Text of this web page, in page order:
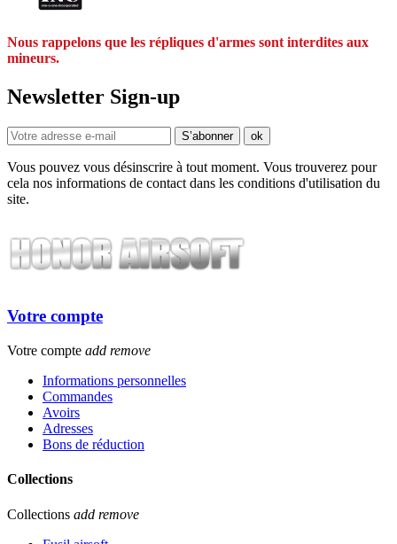
Nous rappelons que les répliques d'armes sont interdites aux
mineurs.
Newsletter Sign-up
Vous pouvez vous désinscrire à tout moment. Vous trouverez pour
cela nos informations de contact dans les conditions d'utilisation du
site.
Votre compte
Votre compte add remove
Informations personnelles
Commandes
Avoirs
Adresses
Bons de réduction
Collections
Collections add remove